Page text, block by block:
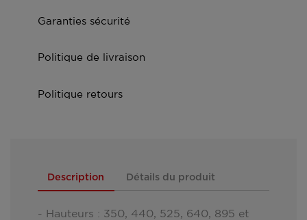
Garanties sécurité
Politique de livraison
Politique retours
Description Détails du produit
- Hauteurs : 350, 440, 525, 640, 895 et